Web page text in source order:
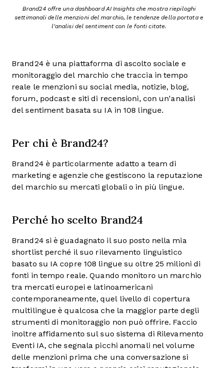
Brand24 offre una dashboard AI Insights che mostra riepiloghi
settimanali delle menzioni del marchio, le tendenze della portata e
l'analisi del sentiment con le fonti citate.
Brand24 è una piattaforma di ascolto sociale e
monitoraggio del marchio che traccia in tempo
reale le menzioni su social media, notizie, blog,
forum, podcast e siti di recensioni, con un'analisi
del sentiment basata su IA in 108 lingue.
Per chi è Brand24?
Brand24 è particolarmente adatto a team di
marketing e agenzie che gestiscono la reputazione
del marchio su mercati globali o in più lingue.
Perché ho scelto Brand24
Brand24 si è guadagnato il suo posto nella mia
shortlist perché il suo rilevamento linguistico
basato su IA copre 108 lingue su oltre 25 milioni di
fonti in tempo reale. Quando monitoro un marchio
tra mercati europei e latinoamericani
contemporaneamente, quel livello di copertura
multilingue è qualcosa che la maggior parte degli
strumenti di monitoraggio non può offrire. Faccio
inoltre affidamento sul suo sistema di Rilevamento
Eventi IA, che segnala picchi anomali nel volume
delle menzioni prima che una conversazione si